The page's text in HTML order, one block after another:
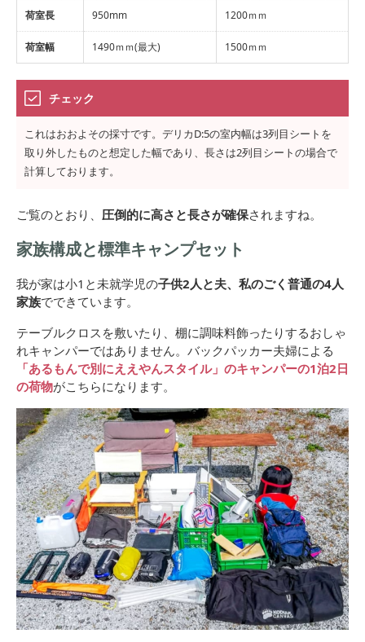
荷室長 950mm 1200ｍｍ
荷室幅 1490ｍｍ(最大) 1500ｍｍ
チェック
これはおおよその採寸です。デリカD:5の室内幅は3列目シートを
取り外したものと想定した幅であり、長さは2列目シートの場合で
計算しております。
ご覧のとおり、 圧倒的に高さと長さが確保されますね。
家族構成と標準キャンプセット
我が家は小1と未就学児の子供2人と夫、私のごく普通の4人
家族でできています。
テーブルクロスを敷いたり、棚に調味料飾ったりするおしゃ
れキャンパーではありません。バックパッカー夫婦による
「あるもんで別にええやんスタイル」のキャンパーの1泊2日
の荷物がこちらになります。